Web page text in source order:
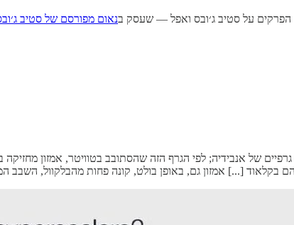
על סטיב ג׳ובס ואפל — שעסק בנאום מפורסם של סטיב
בקלאוד [...] אמזון גם, באופן בולט, קונה פחות מהבלקוול, השבב